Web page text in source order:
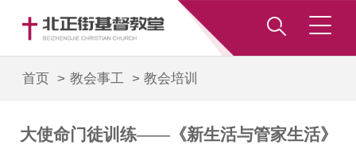
首页 > 教会事工 >教会培训
大使命门徒训练——《新生活与管家生活》